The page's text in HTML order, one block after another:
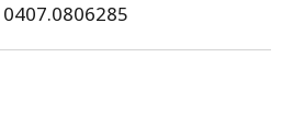
0407.0806285